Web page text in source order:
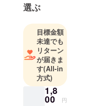
アーティス
行ってい
る。
選ぶ
目標金額
未達でも
リターン
が届きま
す(All-in
方式)
1,8
00 円